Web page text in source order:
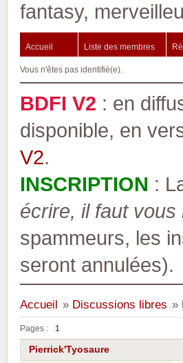
fantasy,
Accueil Liste des membres
Vous n'êtes pas identifié(e).
BDFI V2 : en
disponible, en
V2.
INSCRIPTION :
écrire, il faut vous
spammeurs, les
seront annulées).
Accueil » Discussions libres »
Pages : 1
Pierrick'Tyosaure